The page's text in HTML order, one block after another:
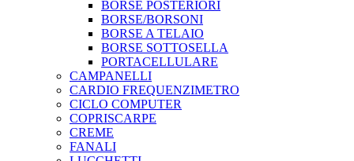
BORSE POSTERIORI
BORSE/BORSONI
BORSE A TELAIO
BORSE SOTTOSELLA
PORTACELLULARE
CAMPANELLI
CARDIO FREQUENZIMETRO
CICLO COMPUTER
COPRISCARPE
CREME
FANALI